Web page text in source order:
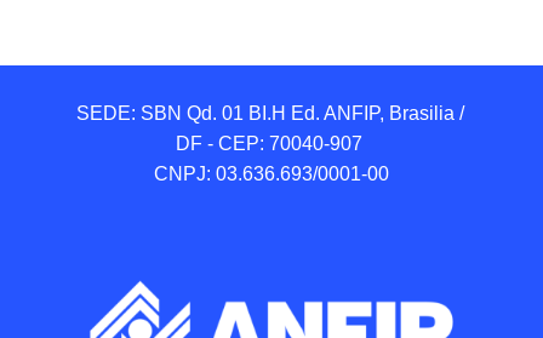
SEDE: SBN Qd. 01 BI.H Ed. ANFIP, Brasilia /
DF - CEP: 70040-907
CNPJ: 03.636.693/0001-00